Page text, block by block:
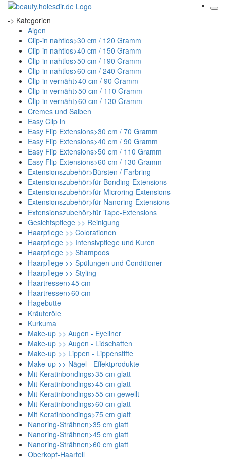
-> Kategorien
Algen
Clip-in nahtlos>30 cm / 120 Gramm
Clip-in nahtlos>40 cm / 150 Gramm
Clip-in nahtlos>50 cm / 190 Gramm
Clip-in nahtlos>60 cm / 240 Gramm
Clip-in vernäht>40 cm / 90 Gramm
Clip-in vernäht>50 cm / 110 Gramm
Clip-in vernäht>60 cm / 130 Gramm
Cremes und Salben
Easy Clip in
Easy Flip Extensions>30 cm / 70 Gramm
Easy Flip Extensions>40 cm / 90 Gramm
Easy Flip Extensions>50 cm / 110 Gramm
Easy Flip Extensions>60 cm / 130 Gramm
Extensionszubehör>Bürsten / Farbring
Extensionszubehör>für Bonding-Extensions
Extensionszubehör>für Microring-Extensions
Extensionszubehör>für Nanoring-Extensions
Extensionszubehör>für Tape-Extensions
Gesichtspflege >> Reinigung
Haarpflege >> Colorationen
Haarpflege >> Intensivpflege und Kuren
Haarpflege >> Shampoos
Haarpflege >> Spülungen und Conditioner
Haarpflege >> Styling
Haartressen>45 cm
Haartressen>60 cm
Hagebutte
Kräuteröle
Kurkuma
Make-up >> Augen - Eyeliner
Make-up >> Augen - Lidschatten
Make-up >> Lippen - Lippenstifte
Make-up >> Nägel - Effektprodukte
Mit Keratinbondings>35 cm glatt
Mit Keratinbondings>45 cm glatt
Mit Keratinbondings>55 cm gewellt
Mit Keratinbondings>60 cm glatt
Mit Keratinbondings>75 cm glatt
Nanoring-Strähnen>35 cm glatt
Nanoring-Strähnen>45 cm glatt
Nanoring-Strähnen>60 cm glatt
Oberkopf-Haarteil